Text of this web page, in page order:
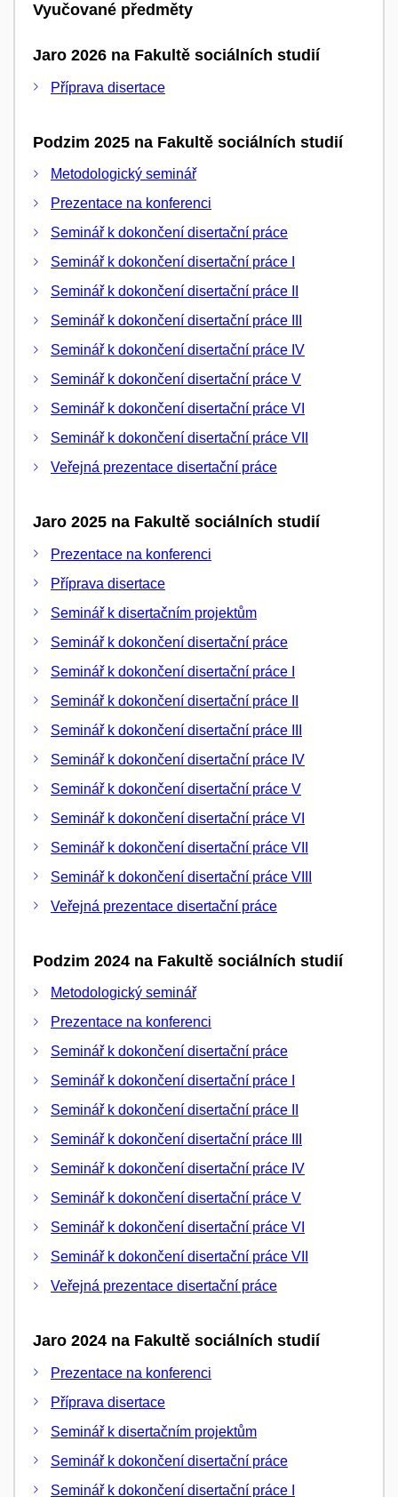
Vyučované předměty
Jaro 2026 na Fakultě sociálních studií
Příprava disertace
Podzim 2025 na Fakultě sociálních studií
Metodologický seminář
Prezentace na konferenci
Seminář k dokončení disertační práce
Seminář k dokončení disertační práce I
Seminář k dokončení disertační práce II
Seminář k dokončení disertační práce III
Seminář k dokončení disertační práce IV
Seminář k dokončení disertační práce V
Seminář k dokončení disertační práce VI
Seminář k dokončení disertační práce VII
Veřejná prezentace disertační práce
Jaro 2025 na Fakultě sociálních studií
Prezentace na konferenci
Příprava disertace
Seminář k disertačním projektům
Seminář k dokončení disertační práce
Seminář k dokončení disertační práce I
Seminář k dokončení disertační práce II
Seminář k dokončení disertační práce III
Seminář k dokončení disertační práce IV
Seminář k dokončení disertační práce V
Seminář k dokončení disertační práce VI
Seminář k dokončení disertační práce VII
Seminář k dokončení disertační práce VIII
Veřejná prezentace disertační práce
Podzim 2024 na Fakultě sociálních studií
Metodologický seminář
Prezentace na konferenci
Seminář k dokončení disertační práce
Seminář k dokončení disertační práce I
Seminář k dokončení disertační práce II
Seminář k dokončení disertační práce III
Seminář k dokončení disertační práce IV
Seminář k dokončení disertační práce V
Seminář k dokončení disertační práce VI
Seminář k dokončení disertační práce VII
Veřejná prezentace disertační práce
Jaro 2024 na Fakultě sociálních studií
Prezentace na konferenci
Příprava disertace
Seminář k disertačním projektům
Seminář k dokončení disertační práce
Seminář k dokončení disertační práce I